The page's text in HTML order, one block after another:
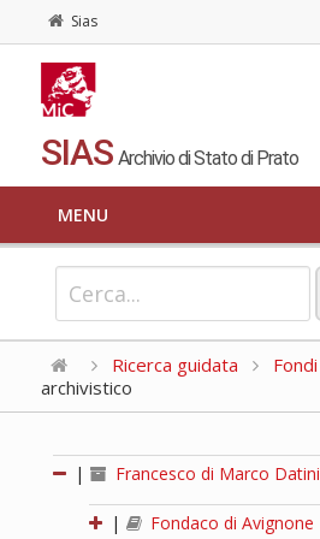
Sias
SIAS Archivio di Stato di Prato
MENU
Ricerca guidata Fondi
archivistico
| Francesco di Marco Datini
|
Fondaco di Avignone